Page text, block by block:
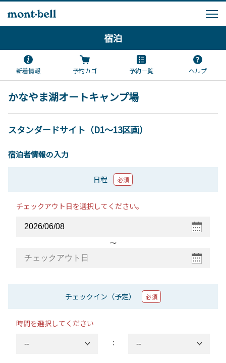
宿泊
新着情報 予約カゴ 予約一覧 ヘルプ
かなやま湖オートキャンプ場
スタンダードサイト（D1～13区画）
宿泊者情報の入力
日程 必須
チェックアウト日を選択してください。
〜
チェックイン（予定） 必須
時間を選択してください
：